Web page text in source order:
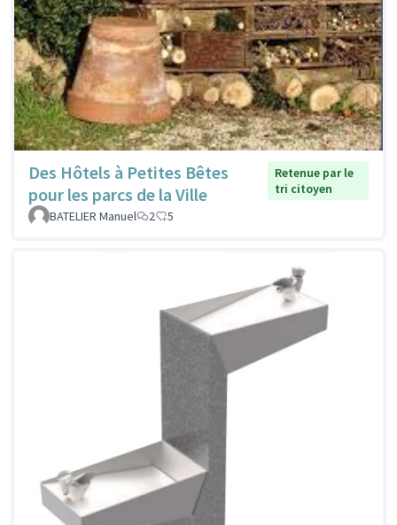
Des Hôtels à Petites Bêtes
pour les parcs de la Ville
Retenue par le
tri citoyen
BATELIER Manuel
2 5